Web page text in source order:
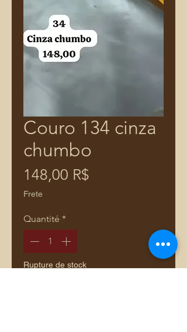
Couro 134 cinza
chumbo
148,00 R$
Frete
Quantité *
Rupture de stock